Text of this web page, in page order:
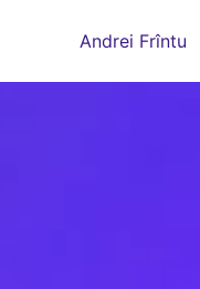
Andrei Frîntu